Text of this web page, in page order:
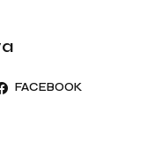
FACEBOOK